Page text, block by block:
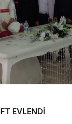
EVLENDİ